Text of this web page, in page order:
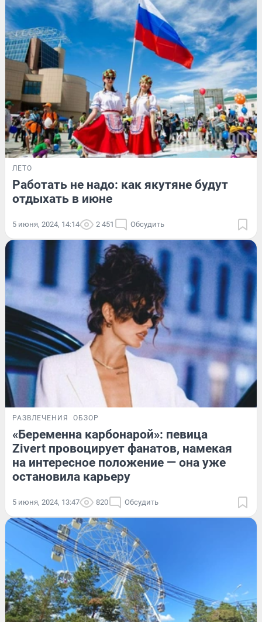
ЛЕТО
Работать не надо: как якутяне будут
отдыхать в июне
5 июня, 2024, 14:14 2 451 Обсудить
РАЗВЛЕЧЕНИЯ ОБЗОР
«Беременна карбонарой»: певица
Zivert провоцирует фанатов, намекая
на интересное положение — она уже
остановила карьеру
5 июня, 2024, 13:47 820 Обсудить